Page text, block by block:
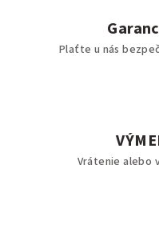
Plaťte u nás
Vrátenie alebo